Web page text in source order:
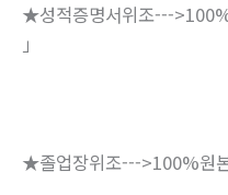
★성적증명서위조---
」
★졸업장위조--->100%원